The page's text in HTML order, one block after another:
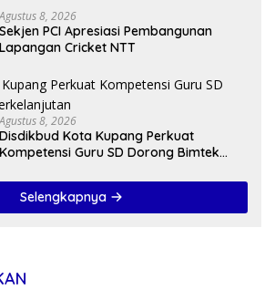
Agustus 8, 2026
Sekjen PCI Apresiasi Pembangunan
Lapangan Cricket NTT
Agustus 8, 2026
Disdikbud Kota Kupang Perkuat
Kompetensi Guru SD Dorong Bimtek
Selengkapnya